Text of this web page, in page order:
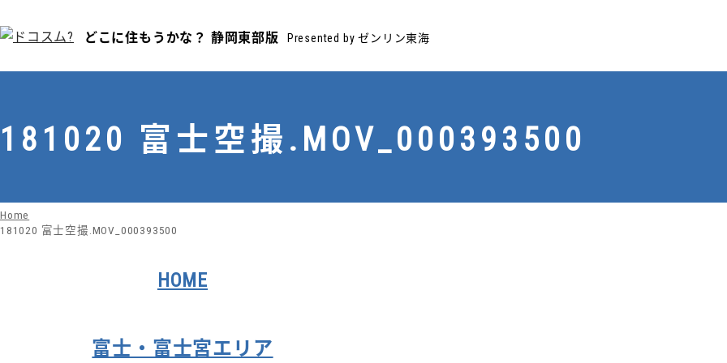
どこに住もうかな？ 静岡東部版 Presented by ゼンリン東海
181020 富士空撮.MOV_000393500
Home
181020 富士空撮.MOV_000393500
HOME
富士・富士宮エリア